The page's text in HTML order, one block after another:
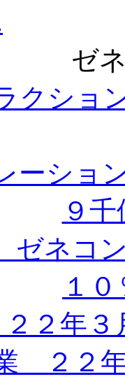
ゼ
クショ
ーシ
９
ゼネコ
１
２年３
２２